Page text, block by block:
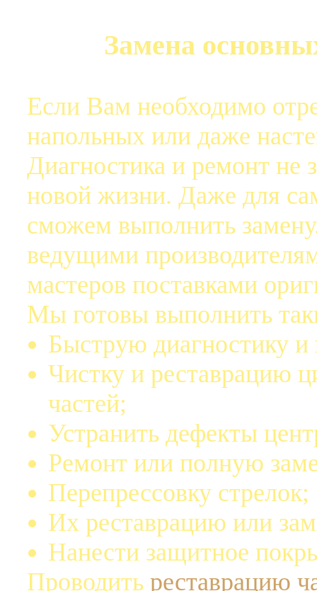
Замена
Если Вам необходимо
напольных или даже
Диагностика и ремонт не
новой жизни. Даже для
сможем выполнить
ведущими
мастеров поставками
Мы готовы выполнить
Быструю диагностику
Чистку и реставрацию
частей;
Устранить дефекты
Ремонт или полную
Перепрессовку стрелок;
Их реставрацию или
Нанести защитное
Проводить реставрацию